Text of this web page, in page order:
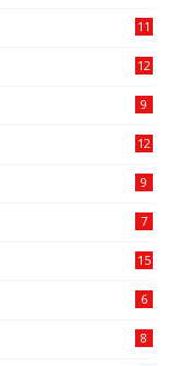
11
12
9
12
9
7
15
6
8